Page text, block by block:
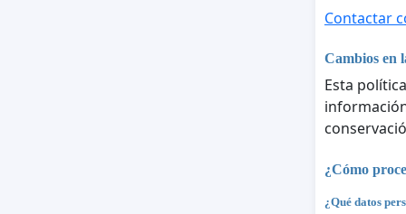
Contactar
Cambios en
Esta
¿Cómo
¿Qué datos